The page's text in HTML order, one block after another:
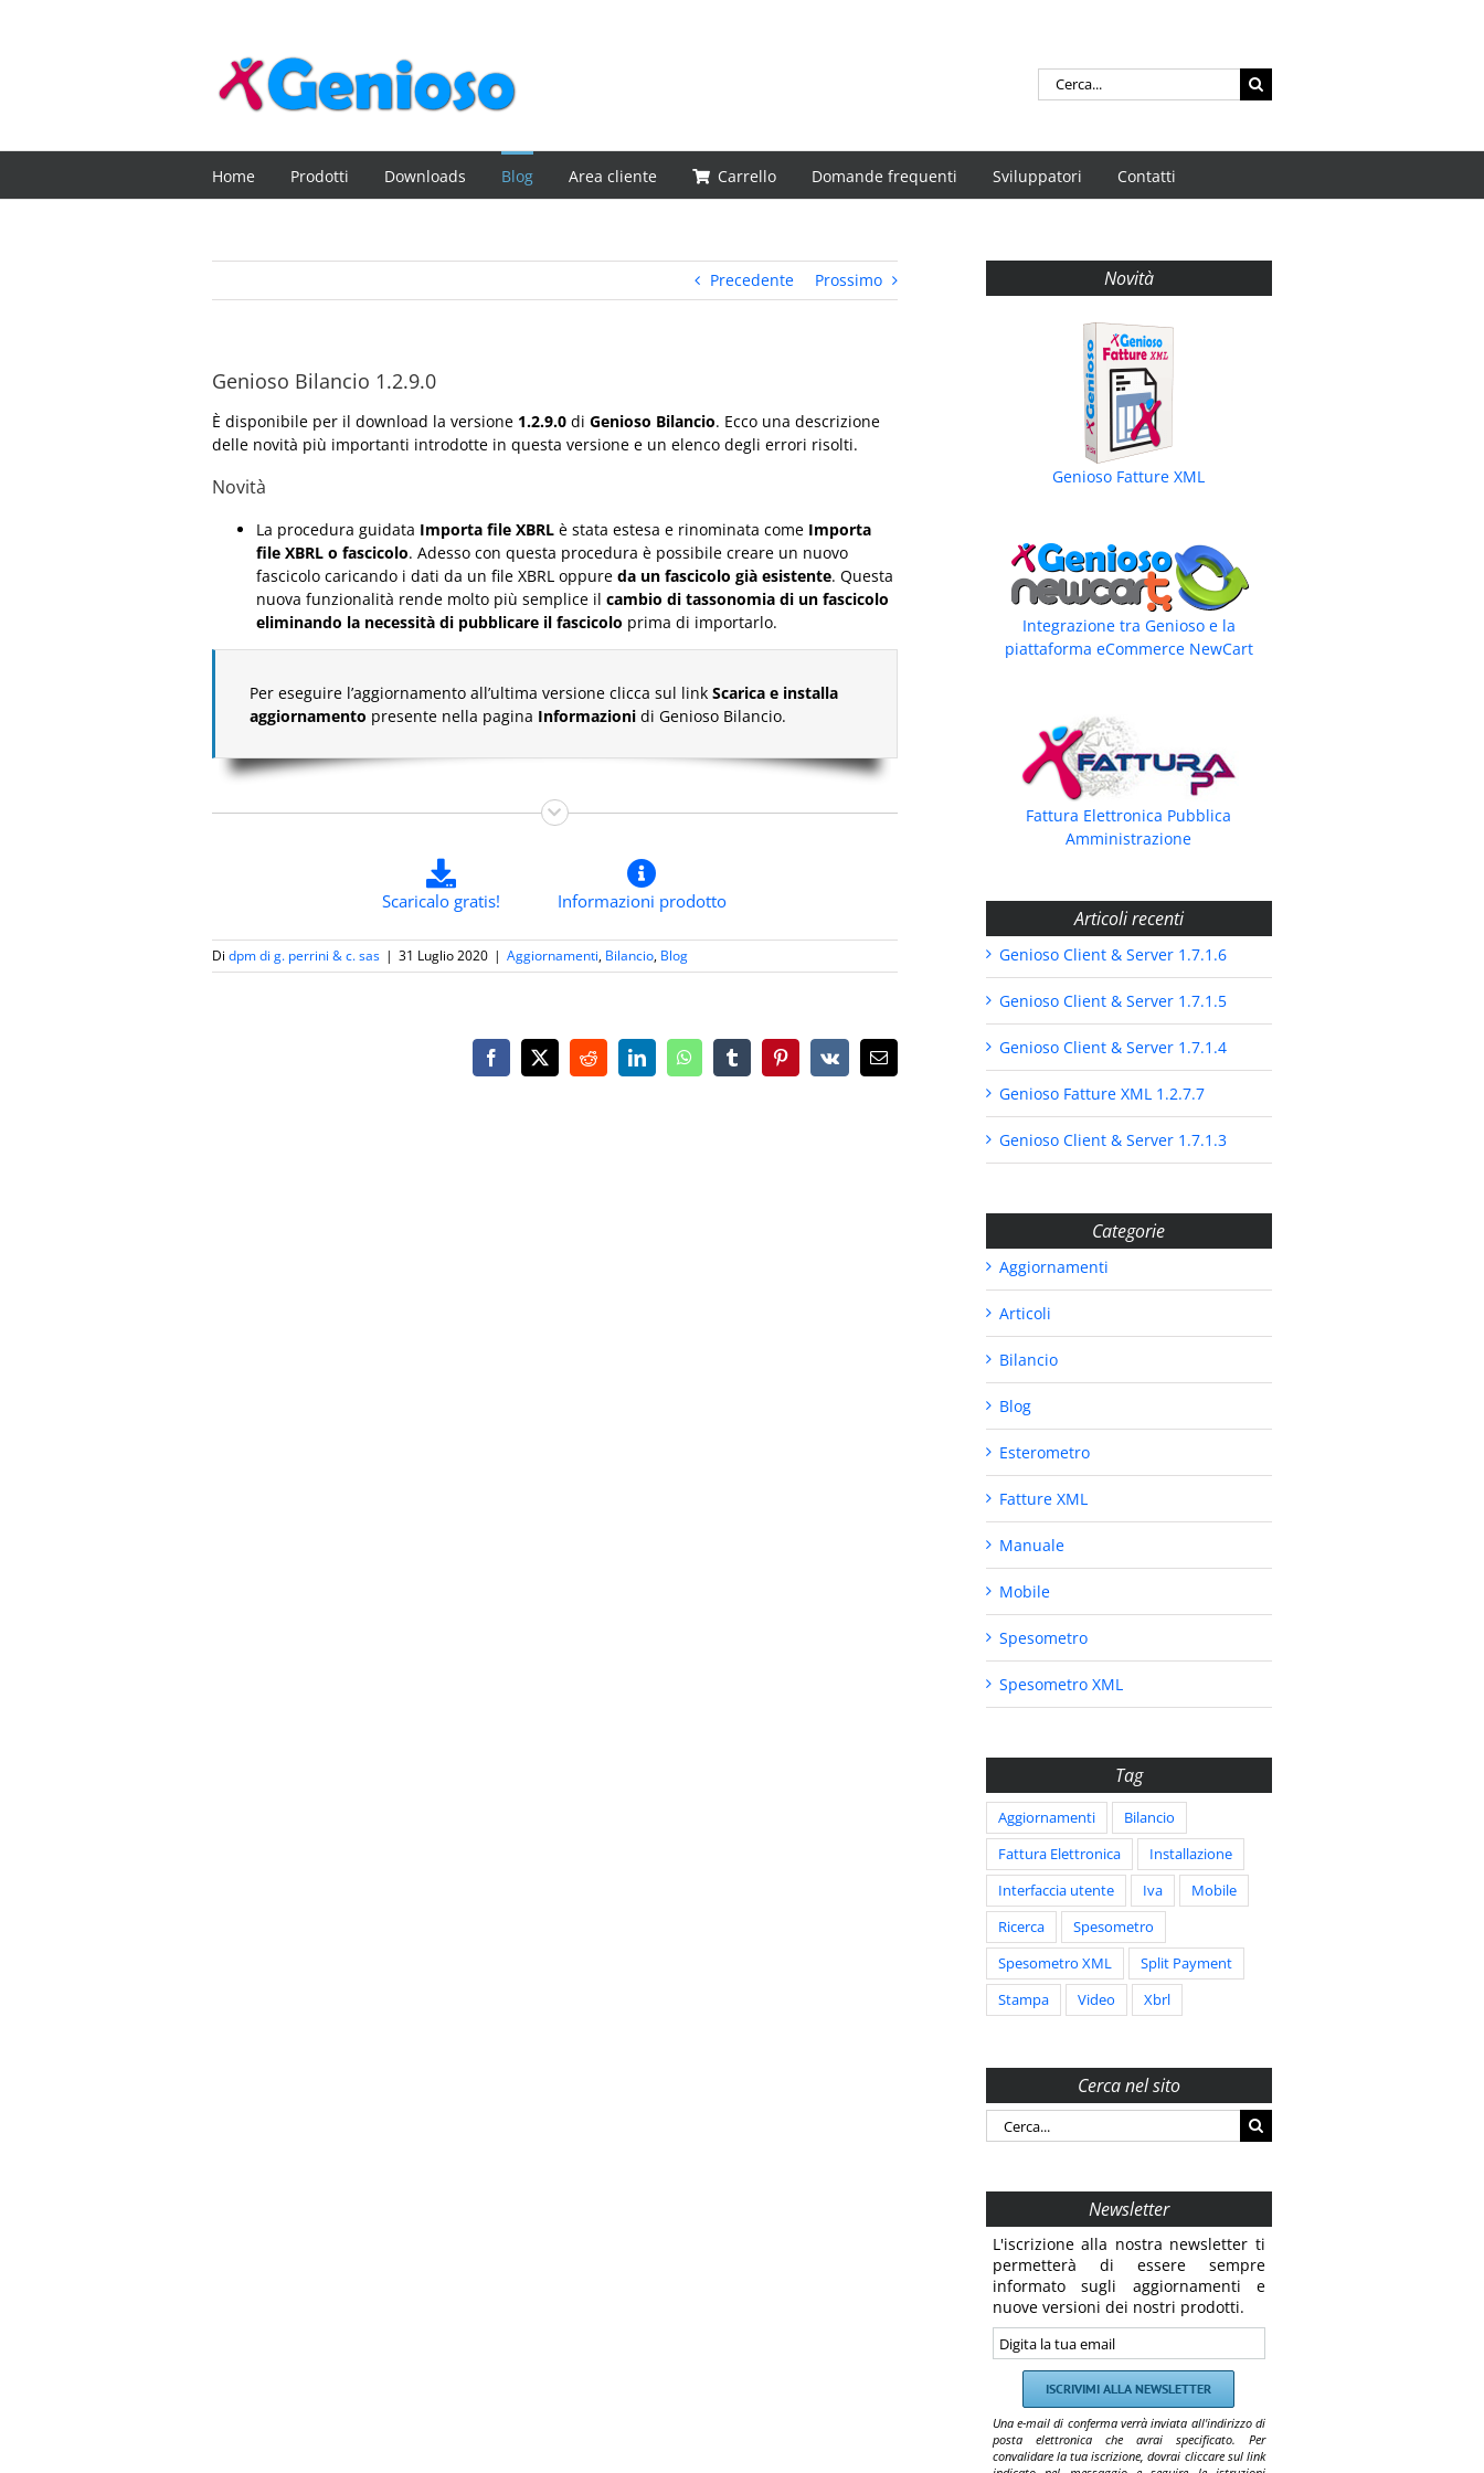
Cerca
per:
Home Prodotti Downloads Blog Area cliente Carrello Domande frequenti Sviluppatori Contatti
Precedente Prossimo
Genioso Bilancio 1.2.9.0
È disponibile per il download la versione 1.2.9.0 di Genioso Bilancio. Ecco una descrizione
delle novità più importanti introdotte in questa versione e un elenco degli errori risolti.
Novità
La procedura guidata Importa file XBRL è stata estesa e rinominata come Importa
file XBRL o fascicolo. Adesso con questa procedura è possibile creare un nuovo
fascicolo caricando i dati da un file XBRL oppure da un fascicolo già esistente. Questa
nuova funzionalità rende molto più semplice il cambio di tassonomia di un fascicolo
eliminando la necessità di pubblicare il fascicolo prima di importarlo.
Per eseguire l’aggiornamento all’ultima versione clicca sul link Scarica e installa
aggiornamento presente nella pagina Informazioni di Genioso Bilancio.
Scaricalo gratis! Informazioni prodotto
Di dpm di g. perrini & c. sas | 31 Luglio 2020 | Aggiornamenti, Bilancio, Blog
Facebook
X RedditLinkedInWhatsAppTumblrPinterest
Vk Email
Novità
Genioso Fatture XML
Integrazione tra Genioso e la
piattaforma eCommerce NewCart
Fattura Elettronica Pubblica
Amministrazione
Articoli recenti
Genioso Client & Server 1.7.1.6
Genioso Client & Server 1.7.1.5
Genioso Client & Server 1.7.1.4
Genioso Fatture XML 1.2.7.7
Genioso Client & Server 1.7.1.3
Categorie
Aggiornamenti
Articoli
Bilancio
Blog
Esterometro
Fatture XML
Manuale
Mobile
Spesometro
Spesometro XML
Tag
Aggiornamenti
Bilancio
Fattura Elettronica
Installazione
Interfaccia utente
Iva
Mobile
Ricerca
Spesometro
Spesometro XML
Split Payment
Stampa
Video Xbrl
Cerca nel sito
Cerca
per:
Newsletter
L'iscrizione alla nostra newsletter ti
permetterà di essere sempre
informato sugli aggiornamenti e
nuove versioni dei nostri prodotti.
Una e-mail di conferma verrà inviata all'indirizzo di
posta elettronica che avrai specificato. Per
convalidare la tua iscrizione, dovrai cliccare sul link